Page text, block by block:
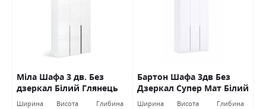
Міла Шафа 3 дв. Без
дзеркал Білий Глянець
Міромарк
Ширина Висота Глибина
Бартон Шафа 3дв Без
Дзеркал Супер Мат Білий
Міромарк
Ширина Висота Глибина